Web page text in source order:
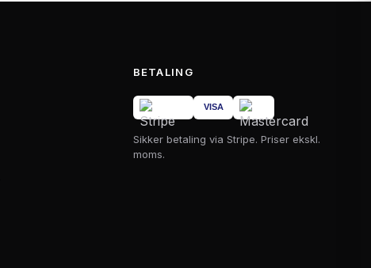
BETALING
Sikker betaling via Stripe. Priser ekskl.
moms.